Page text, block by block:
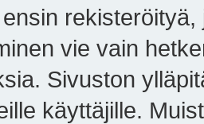
vie vain
Sivuston
käyttäjille.